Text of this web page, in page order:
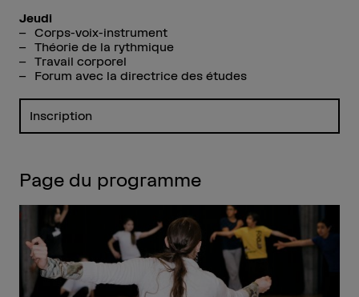
Jeudi
Corps-voix-instrument
Théorie de la rythmique
Travail corporel
Forum avec la directrice des études
Inscription
Page du programme